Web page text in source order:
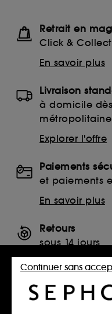
Retrait en
Click &
En savoir plus
Livraison
à domicile
Explorer l'offre
Paiements
et paiements
En savoir plus
Retours
sous 14 jours
Retourner mon
SERVICES, CONTACT ET
Continuer sans